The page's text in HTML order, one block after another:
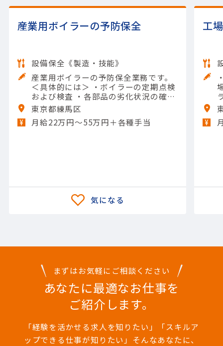
産業用ボイラーの予防保全
設備保全《製造・技能》
産業用ボイラーの予防保全業務です。
＜具体的には＞ ・ボイラーの定期点検
および検査 ・各部品の劣化状況の確認
・清掃作業およびスケール除去 ・運転
データの分析および報告 ・保守計画の
策定および実施 【担当製品】(機械)水
東京都練馬区
月給22万円〜55万円＋各種手当
工
まずはお気軽にご相談ください
あなたに最適なお仕事を
ご紹介します。
「経験を活かせる求人を知りたい」「スキルア
ップできる仕事が知りたい」そんなあなたに、